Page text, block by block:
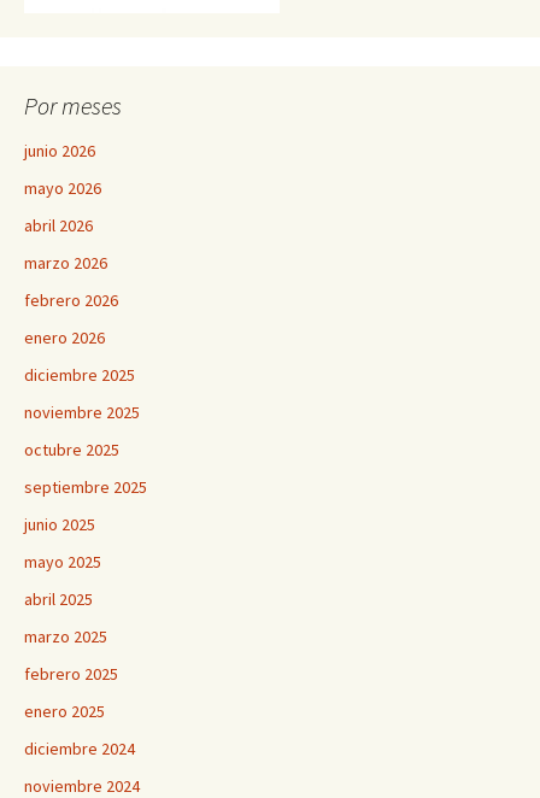
Por meses
junio 2026
mayo 2026
abril 2026
marzo 2026
febrero 2026
enero 2026
diciembre 2025
noviembre 2025
octubre 2025
septiembre 2025
junio 2025
mayo 2025
abril 2025
marzo 2025
febrero 2025
enero 2025
diciembre 2024
noviembre 2024